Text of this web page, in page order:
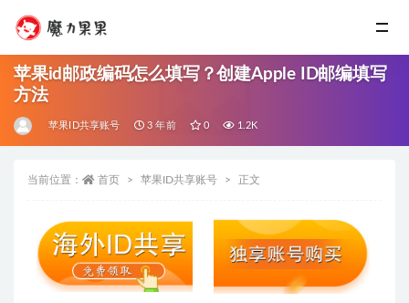
苹果id邮政编码怎么填写？创建Apple ID邮编填写
方法
苹果ID共享账号 3 年前 0 1.2K
当前位置： 首页 苹果ID共享账号 正文